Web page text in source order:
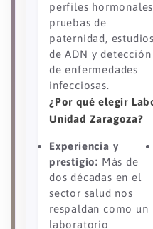
perfiles
pruebas de
paternidad, estudios
de ADN y detección
de enfermedades
infecciosas.
¿Por qué elegir
Unidad Zaragoza?
Experiencia y
prestigio: Más de
dos décadas en el
sector salud nos
respaldan como un
laboratorio